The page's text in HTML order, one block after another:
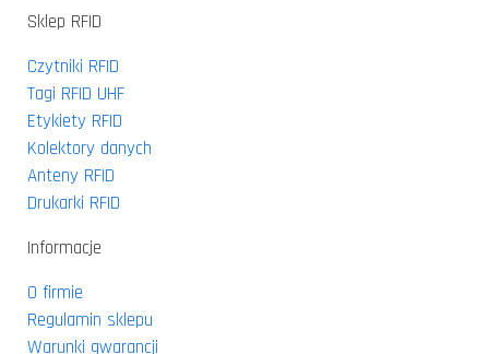
Sklep RFID
Czytniki RFID
Tagi RFID UHF
Etykiety RFID
Kolektory danych
Anteny RFID
Drukarki RFID
Informacje
O firmie
Regulamin sklepu
Warunki gwarancji